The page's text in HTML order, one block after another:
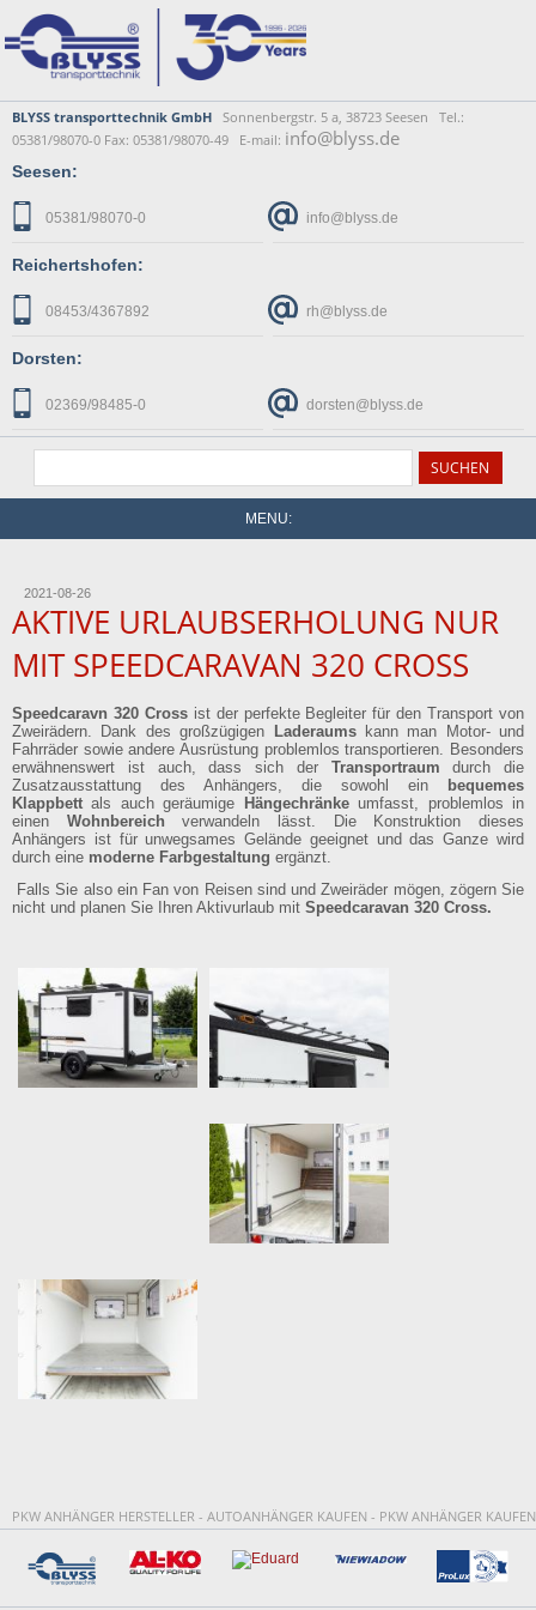
BLYSS transporttechnik GmbH Sonnenbergstr. 5 a, 38723 Seesen Tel.:
05381/98070-0 Fax: 05381/98070-49 E-mail: info@blyss.de
Seesen:
05381/98070-0 info@blyss.de
Reichertshofen:
08453/4367892 rh@blyss.de
Dorsten:
02369/98485-0 dorsten@blyss.de
MENU:
2021-08-26
AKTIVE URLAUBSERHOLUNG NUR
MIT SPEEDCARAVAN 320 CROSS
Speedcaravn 320 Crossist der perfekte Begleiter für den Transport von
Zweirädern. Dank des großzügigen
Laderaumskann man Motor- und
Fahrräder sowie andere Ausrüstung problemlos transportieren. Besonders
erwähnenswert ist auch, dass sich der Transportraum durch die
Zusatzausstattung des Anhängers, die sowohl ein
bequemes
Klappbett als auch geräumige Hängechränkeumfasst, problemlos in
einen Wohnbereich verwandeln lässt. Die Konstruktion dieses
Anhängers ist für unwegsames Gelände geeignet und das Ganze wird
durch eine moderne Farbgestaltung ergänzt.
Falls Sie also ein Fan von Reisen sind und Zweiräder mögen, zögern Sie
nicht und planen Sie Ihren Aktivurlaub mit Speedcaravan 320 Cross.
PKW ANHÄNGER HERSTELLER - AUTOANHÄNGER KAUFEN - PKW ANHÄNGER KAUFEN